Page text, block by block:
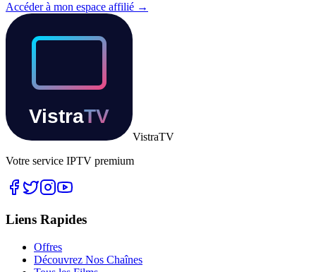
Accéder à mon espace affilié →
VistraTV
Votre service IPTV premium
Liens Rapides
Offres
Découvrez Nos Chaînes